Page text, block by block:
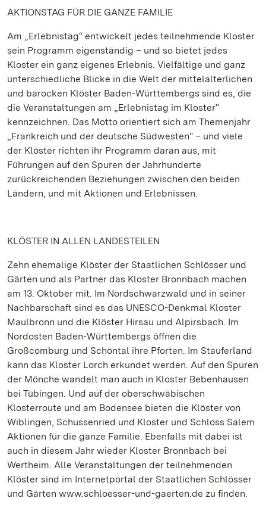
AKTIONSTAG FÜR DIE GANZE FAMILIE
Am „Erlebnistag“ entwickelt jedes teilnehmende Kloster
sein Programm eigenständig – und so bietet jedes
Kloster ein ganz eigenes Erlebnis. Vielfältige und ganz
unterschiedliche Blicke in die Welt der mittelalterlichen
und barocken Klöster Baden-Württembergs sind es, die
die Veranstaltungen am „Erlebnistag im Kloster“
kennzeichnen. Das Motto orientiert sich am Themenjahr
„Frankreich und der deutsche Südwesten" – und viele
der Klöster richten ihr Programm daran aus, mit
Führungen auf den Spuren der Jahrhunderte
zurückreichenden Beziehungen zwischen den beiden
Ländern, und mit Aktionen und Erlebnissen.
KLÖSTER IN ALLEN LANDESTEILEN
Zehn ehemalige Klöster der Staatlichen Schlösser und
Gärten und als Partner das Kloster Bronnbach machen
am 13. Oktober mit. Im Nordschwarzwald und in seiner
Nachbarschaft sind es das UNESCO-Denkmal Kloster
Maulbronn und die Klöster Hirsau und Alpirsbach. Im
Nordosten Baden-Württembergs öffnen die
Großcomburg und Schöntal ihre Pforten. Im Stauferland
kann das Kloster Lorch erkundet werden. Auf den Spuren
der Mönche wandelt man auch in Kloster Bebenhausen
bei Tübingen. Und auf der oberschwäbischen
Klosterroute und am Bodensee bieten die Klöster von
Wiblingen, Schussenried und Kloster und Schloss Salem
Aktionen für die ganze Familie. Ebenfalls mit dabei ist
auch in diesem Jahr wieder Kloster Bronnbach bei
Wertheim. Alle Veranstaltungen der teilnehmenden
Klöster sind im Internetportal der Staatlichen Schlösser
und Gärten www.schloesser-und-gaerten.de zu finden.